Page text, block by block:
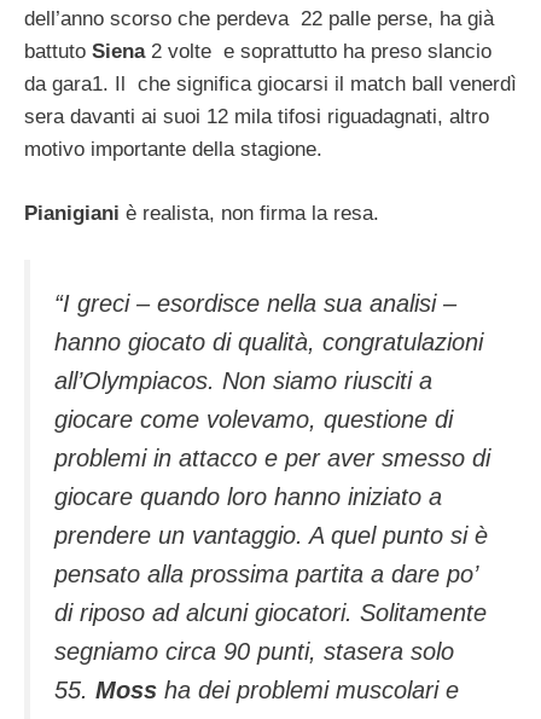
dell’anno scorso che perdeva 22 palle perse, ha già
battuto Siena2 volte e soprattutto ha preso slancio
da gara1. Il che significa giocarsi il match ball venerdì
sera davanti ai suoi 12 mila tifosi riguadagnati, altro
motivo importante della stagione.
Pianigiani è realista, non firma la resa.
“I greci – esordisce nella sua analisi –
hanno giocato di qualità, congratulazioni
all’Olympiacos. Non siamo riusciti a
giocare come volevamo, questione di
problemi in attacco e per aver smesso di
giocare quando loro hanno iniziato a
prendere un vantaggio. A quel punto si è
pensato alla prossima partita a dare po’
di riposo ad alcuni giocatori. Solitamente
segniamo circa 90 punti, stasera solo
55. Moss ha dei problemi muscolari e